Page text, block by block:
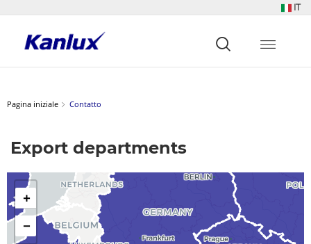
IT
główna
Pagina iniziale Contatto
Export departments
+
−